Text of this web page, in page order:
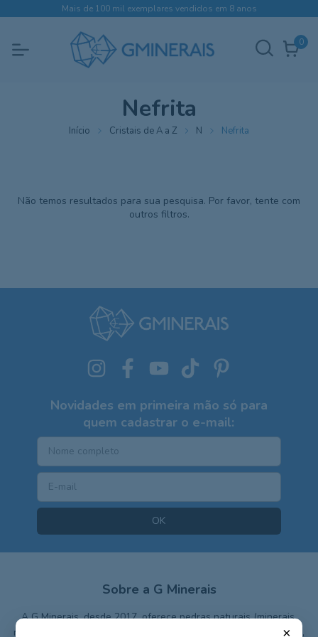
Mais de 100 mil exemplares vendidos em 8 anos
0
Nefrita
Início Cristais de A a Z N Nefrita
Não temos resultados para sua pesquisa. Por favor, tente com
outros filtros.
Novidades em primeira mão só para
quem cadastrar o e-mail:
Sobre a G Minerais
A G Minerais, desde 2017, oferece pedras naturais (minerais,
rochas ou cristais) de qualidade e exclusivas, com preços justos,
×